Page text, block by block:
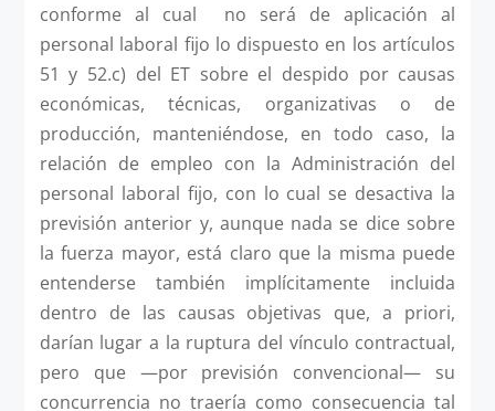
conforme al cual no será de aplicación al
personal laboral fijo lo dispuesto en los artículos
51 y 52.c) del ET sobre el despido por causas
económicas, técnicas, organizativas o de
producción, manteniéndose, en todo caso, la
relación de empleo con la Administración del
personal laboral fijo, con lo cual se desactiva la
previsión anterior y, aunque nada se dice sobre
la fuerza mayor, está claro que la misma puede
entenderse también implícitamente incluida
dentro de las causas objetivas que, a priori,
darían lugar a la ruptura del vínculo contractual,
pero que —por previsión convencional— su
concurrencia no traería como consecuencia tal